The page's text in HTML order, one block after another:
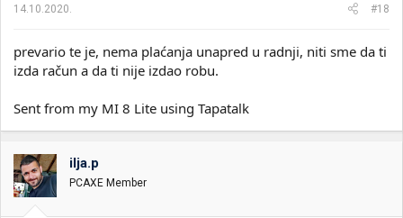
14.10.2020. #18
prevario te je, nema plaćanja unapred u radnji, niti sme da ti
izda račun a da ti nije izdao robu.
Sent from my MI 8 Lite using Tapatalk
ilja.p
PCAXE Member